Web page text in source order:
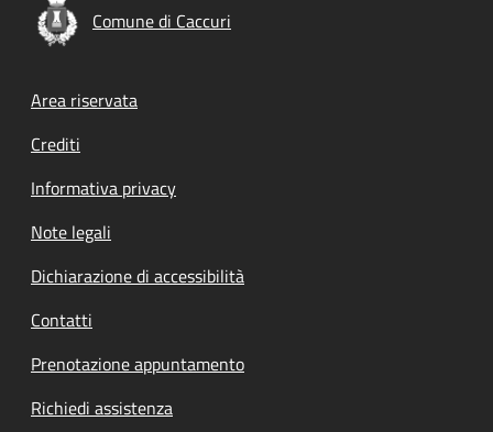
Comune di Caccuri
Footer menu
Area riservata
Crediti
Informativa privacy
Note legali
Dichiarazione di accessibilità
Contatti
Prenotazione appuntamento
Richiedi assistenza